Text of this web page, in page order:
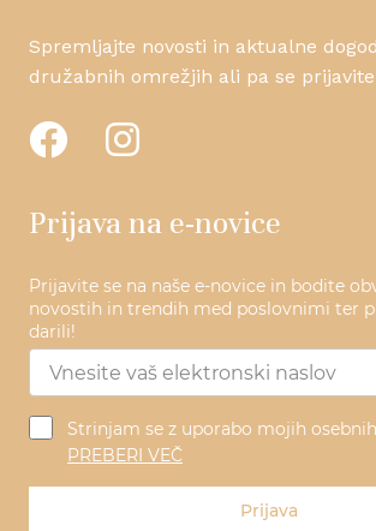
Spremljajte novosti in aktualne
družabnih omrežjih ali pa se
Prijava na e-novice
Prijavite se na naše e-novice in bodite
novostih in trendih med poslovnimi ter
darili!
Strinjam se z uporabo mojih
PREBERI VEČ
Prijava